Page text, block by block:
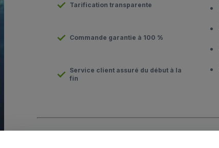
Tarification transparente
Commande garantie à 100 %
Service client assuré du début à la
fin